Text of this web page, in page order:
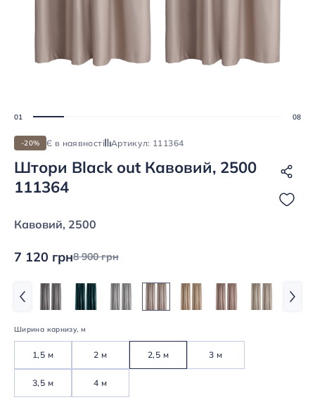
-20% Є в наявності Артикул: 111364
Штори Black out Кавовий, 2500
111364
Кавовий, 2500
7 120 грн8 900 грн
Ширина карнизу, м
1,5 м 2 м 2,5 м 3 м
3,5 м 4 м